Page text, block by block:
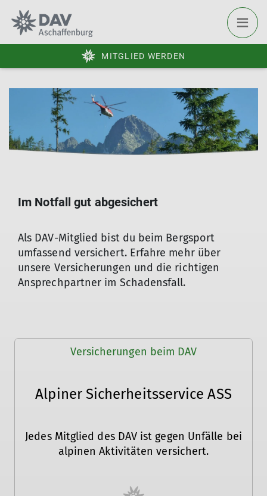
MITGLIED WERDEN
Im Notfall gut abgesichert
Als DAV-Mitglied bist du beim Bergsport
umfassend versichert. Erfahre mehr über
unsere Versicherungen und die richtigen
Ansprechpartner im Schadensfall.
Versicherungen beim DAV
Alpiner Sicherheitsservice ASS
Jedes Mitglied des DAV ist gegen Unfälle bei
alpinen Aktivitäten versichert.